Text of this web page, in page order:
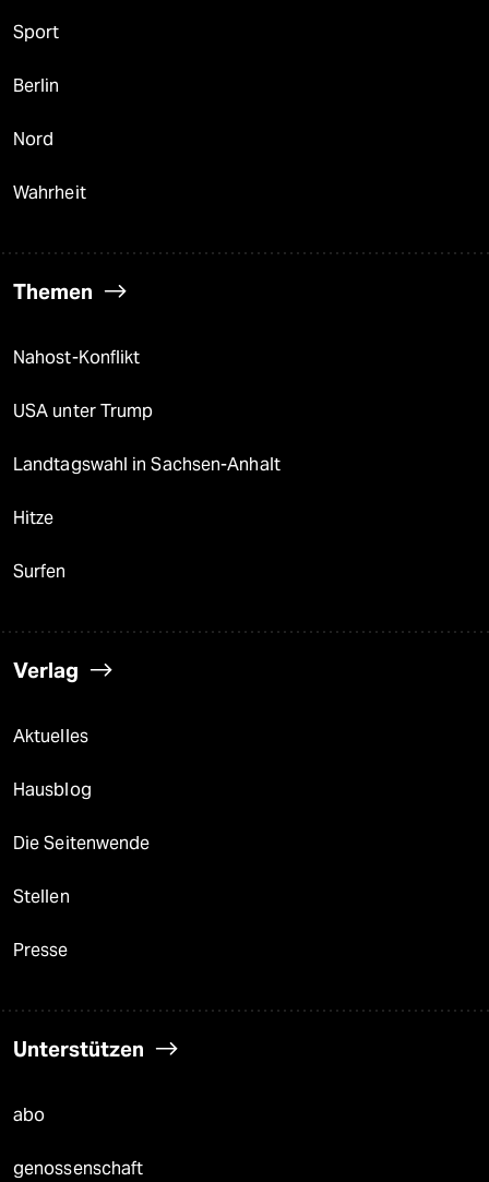
Sport
Berlin
Nord
Wahrheit
Themen
Nahost-Konflikt
USA unter Trump
Landtagswahl in Sachsen-Anhalt
Hitze
Surfen
Verlag
Aktuelles
Hausblog
Die Seitenwende
Stellen
Presse
Unterstützen
abo
genossenschaft